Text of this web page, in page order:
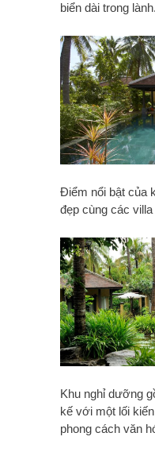
biển dài trong lành.
Điểm nổi bật của
đẹp cùng các
Khu nghỉ dưỡng
kế với một lối
phong cách văn